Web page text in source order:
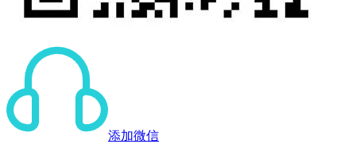
添加微信